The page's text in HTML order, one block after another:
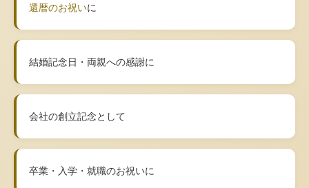
還暦のお祝いに
結婚記念日・両親への感謝に
会社の創立記念として
卒業・入学・就職のお祝いに